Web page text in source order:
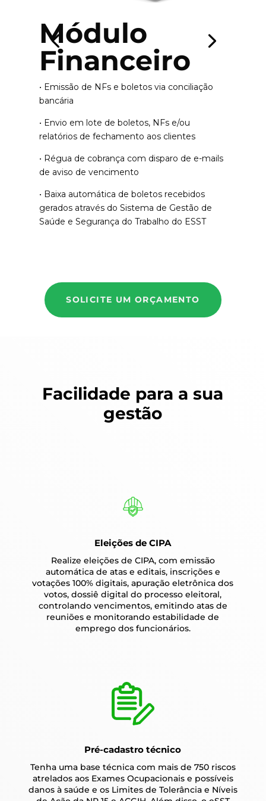
Módulo
Financeiro
• Emissão de NFs e boletos via conciliação
bancária
• Envio em lote de boletos, NFs e/ou
relatórios de fechamento aos clientes
• Régua de cobrança com disparo de e-mails
de aviso de vencimento
• Baixa automática de boletos recebidos
gerados através do Sistema de Gestão de
Saúde e Segurança do Trabalho do ESST
SOLICITE UM ORÇAMENTO
Facilidade para a sua
gestão
Eleições de CIPA
Realize eleições de CIPA, com emissão
automática de atas e editais, inscrições e
votações 100% digitais, apuração eletrônica dos
votos, dossiê digital do processo eleitoral,
controlando vencimentos, emitindo atas de
reuniões e monitorando estabilidade de
emprego dos funcionários.
Pré-cadastro técnico
Tenha uma base técnica com mais de 750 riscos
atrelados aos Exames Ocupacionais e possíveis
danos à saúde e os Limites de Tolerância e Níveis